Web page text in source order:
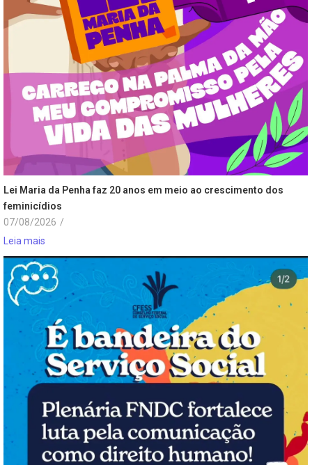
Lei Maria da Penha faz 20 anos em meio ao crescimento dos
feminicídios
07/08/2026 /
Leia mais